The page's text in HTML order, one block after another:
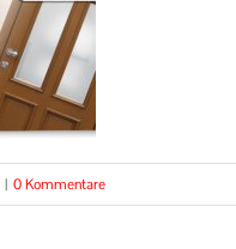
| 0 Kommentare